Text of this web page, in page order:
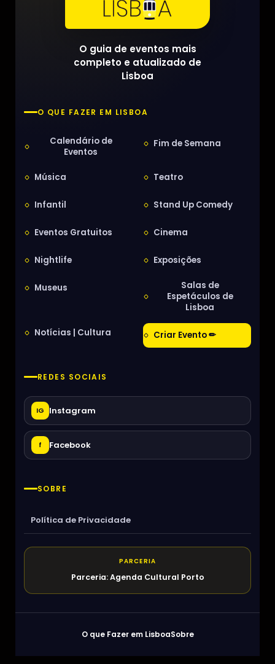
O guia de eventos mais
completo e atualizado de
Lisboa
O QUE FAZER EM LISBOA
Calendário de
Eventos
Fim de Semana
Música Teatro
Infantil Stand Up Comedy
Eventos Gratuitos Cinema
Nightlife Exposições
Museus
Salas de
Espetáculos de
Lisboa
Notícias | Cultura Criar Evento ✏
REDES SOCIAIS
IG Instagram
f Facebook
SOBRE
Política de Privacidade
PARCERIA
Parceria: Agenda Cultural Porto
O que Fazer em LisboaSobre